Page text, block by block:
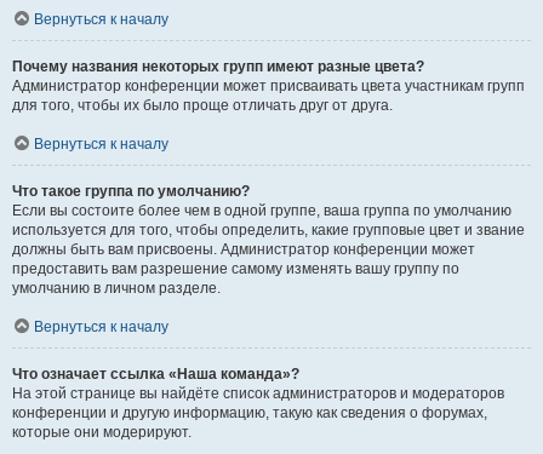
Вернуться к началу
Почему названия некоторых групп имеют разные цвета?
Администратор конференции может присваивать цвета участникам групп
для того, чтобы их было проще отличать друг от друга.
Вернуться к началу
Что такое группа по умолчанию?
Если вы состоите более чем в одной группе, ваша группа по умолчанию
используется для того, чтобы определить, какие групповые цвет и звание
должны быть вам присвоены. Администратор конференции может
предоставить вам разрешение самому изменять вашу группу по
умолчанию в личном разделе.
Вернуться к началу
Что означает ссылка «Наша команда»?
На этой странице вы найдёте список администраторов и модераторов
конференции и другую информацию, такую как сведения о форумах,
которые они модерируют.